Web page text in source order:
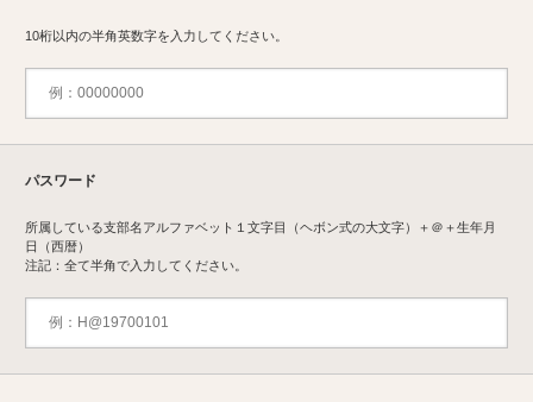
10桁以内の半角英数字を入力してください。
パスワード
所属している支部名アルファベット１文字目（ヘボン式の大文字）＋＠＋生年月
日（西暦）
注記：全て半角で入力してください。